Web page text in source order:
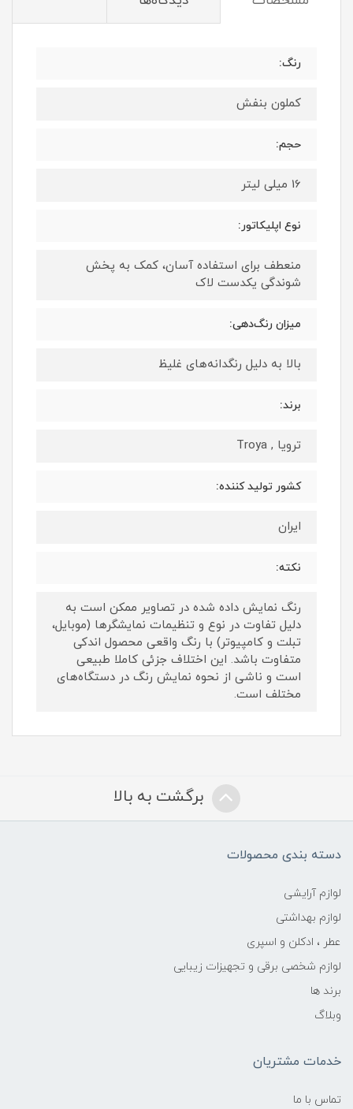
رنگ:
کملون بنفش
حجم:
16 میلی لیتر
نوع اپلیکاتور:
منعطف برای استفاده آسان، کمک به پخش
شوندگی یکدست لاک
میزان رنگ‌دهی:
بالا به دلیل رنگدانه‌های غلیظ
برند:
ترویا , Troya
کشور تولید کننده:
ایران
نکته:
رنگ نمایش داده‌ شده در تصاویر ممکن است به
دلیل تفاوت در نوع و تنظیمات نمایشگرها (موبایل،
تبلت و کامپیوتر) با رنگ واقعی محصول اندکی
متفاوت باشد. این اختلاف جزئی کاملا طبیعی
است و ناشی از نحوه نمایش رنگ در دستگاه‌های
مختلف است.
برگشت به بالا
دسته بندی محصولات
لوازم آرایشی
لوازم بهداشتی
عطر ، ادکلن و اسپری
لوازم شخصی برقی و تجهیزات زیبایی
برند ها
وبلاگ
خدمات مشتریان
تماس با ما